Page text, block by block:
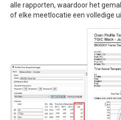
alle rapporten, waardoor het
of elke meetlocatie een volledige